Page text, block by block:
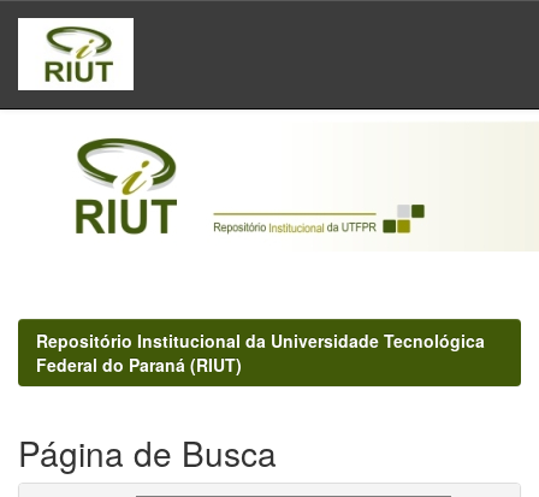
Skip
navigation
Repositório Institucional da Universidade Tecnológica
Federal do Paraná (RIUT)
Página de Busca